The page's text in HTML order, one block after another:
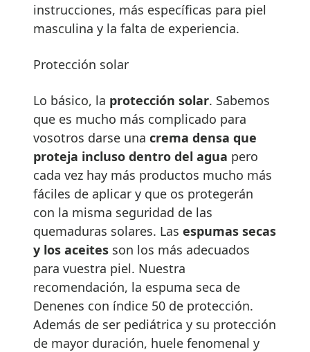
instrucciones, más específicas para piel
masculina y la falta de experiencia.
Protección solar
Lo básico, la protección solar. Sabemos
que es mucho más complicado para
vosotros darse una crema densa que
proteja incluso dentro del agua pero
cada vez hay más productos mucho más
fáciles de aplicar y que os protegerán
con la misma seguridad de las
quemaduras solares. Las espumas secas
y los aceites son los más adecuados
para vuestra piel. Nuestra
recomendación, la espuma seca de
Denenes con índice 50 de protección.
Además de ser pediátrica y su protección
de mayor duración, huele fenomenal y